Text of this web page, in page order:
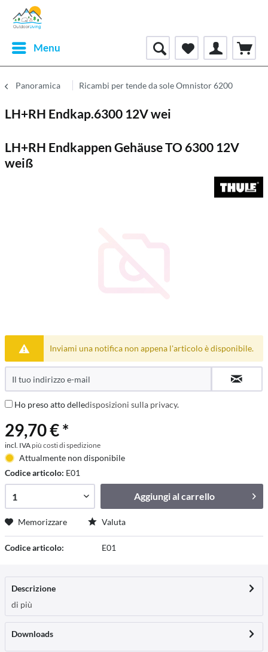
Menu
Panoramica Ricambi per tende da sole Omnistor 6200
LH+RH Endkap.6300 12V wei
LH+RH Endkappen Gehäuse TO 6300 12V
weiß
Inviami una notifica non appena l'articolo è disponibile.
Ho preso atto delledisposizioni sulla privacy.
29,70 € *
incl. IVA più costi di spedizione
Attualmente non disponibile
Codice articolo: E01
Aggiungi alcarrello
Memorizzare Valuta
Codice articolo: E01
Descrizione
di più
Downloads